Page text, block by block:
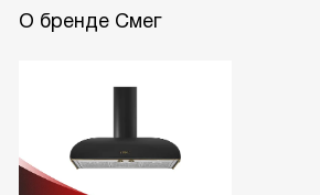
О бренде Смег